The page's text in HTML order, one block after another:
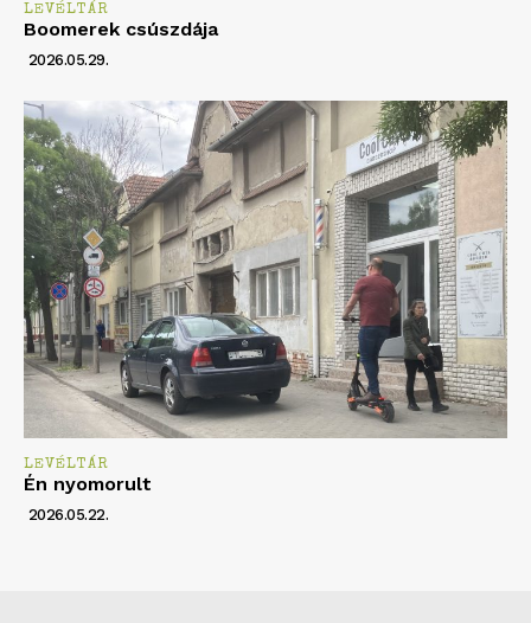
LEVÉLTÁR
Boomerek csúszdája
2026.05.29.
LEVÉLTÁR
Én nyomorult
2026.05.22.